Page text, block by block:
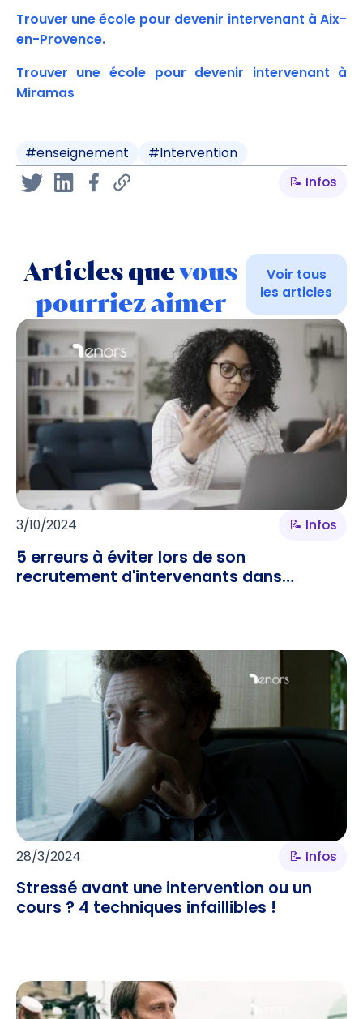
Trouver une école pour devenir intervenant à Aix-
en-Provence.
Trouver une école pour devenir intervenant à
Miramas
#enseignement #Intervention
📝 Infos
Articles quevous
pourriez aimer
Voir tous
les articles
3/10/2024 📝 Infos
5 erreurs à éviter lors de son
recrutement d'intervenants dans
28/3/2024 📝 Infos
Stressé avant une intervention ou un
cours ? 4 techniques infaillibles !